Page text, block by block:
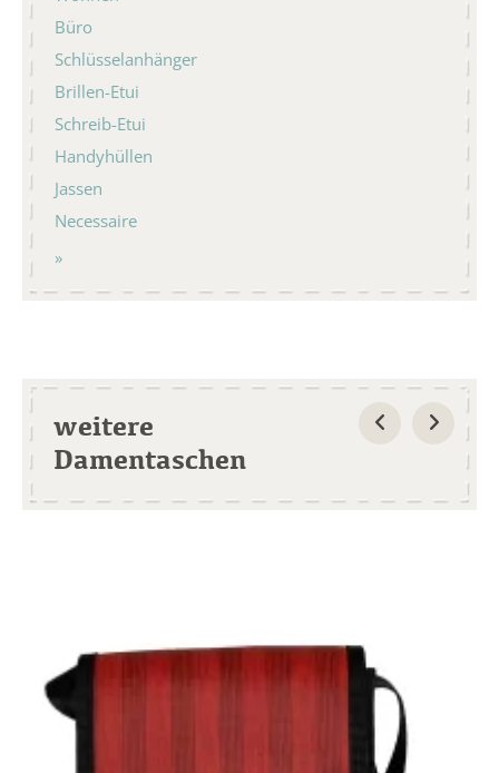
Büro
Schlüsselanhänger
Brillen-Etui
Schreib-Etui
Handyhüllen
Jassen
Necessaire
weitere
Damentaschen